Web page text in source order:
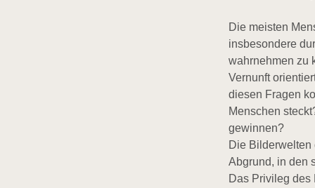
Die meisten
insbesondere
wahrnehmen zu
Vernunft
diesen Fragen
Menschen
gewinnen?
Die Bilderwelten
Abgrund, in den
Das Privileg des